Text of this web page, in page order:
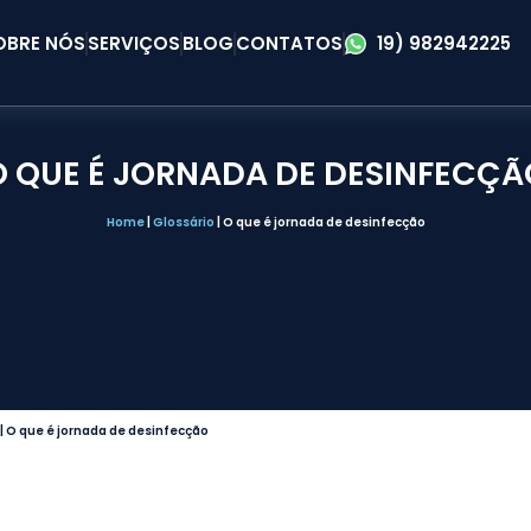
NÓSSERVIÇOSBLOGCONTATOS 19) 982942225
QUE É JORNADA DE
Home| Glossário O que é jornada de desinfecção
O que é jornada de desinfecção